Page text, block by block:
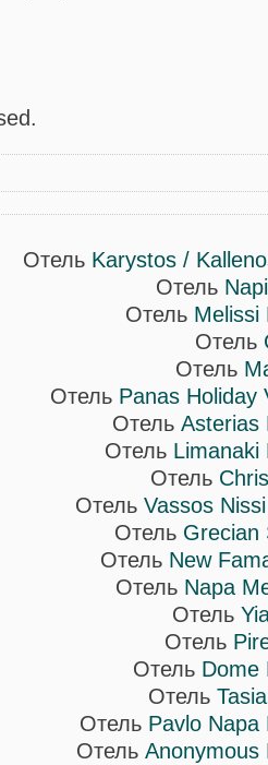
Отель Karystos /
Отель
Отель Melissi
Отель
Отель
Отель Panas Holiday
Отель Asterias
Отель Limanaki
Отель
Отель Vassos
Отель Grecian
Отель New
Отель Napa
Отель
Отель
Отель Dome
Отель
Отель Pavlo Napa
Отель Anonymous